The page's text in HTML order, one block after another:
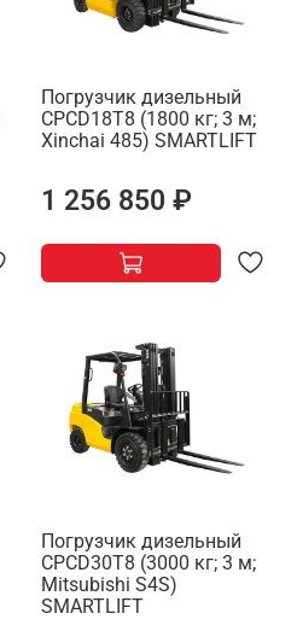
Погрузчик дизельный
CPCD18T8 (1800 кг; 3 м;
Xinchai 485) SMARTLIFT
1 256 850 ₽
Погрузчик дизельный
CPCD30T8 (3000 кг; 3 м;
Mitsubishi S4S)
SMARTLIFT